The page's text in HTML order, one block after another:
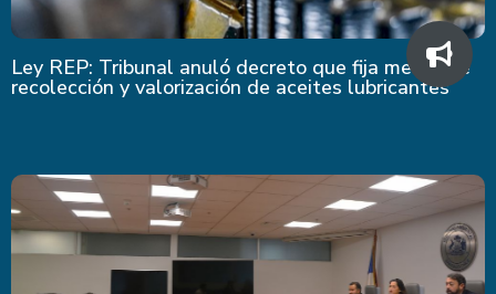
Ley REP: Tribunal anuló decreto que fija metas de
recolección y valorización de aceites lubricantes